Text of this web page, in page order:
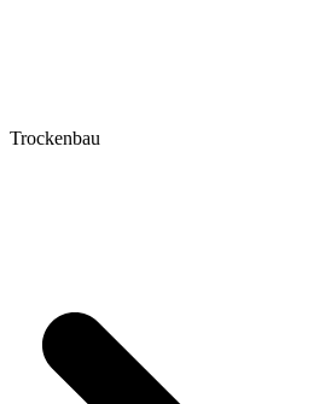
Trockenbau